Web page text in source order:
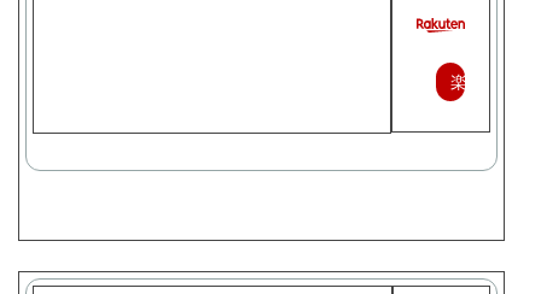
楽
入